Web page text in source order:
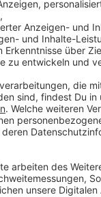
Netflixserie
Eine
in einem
aufgebaut.
den Fängen